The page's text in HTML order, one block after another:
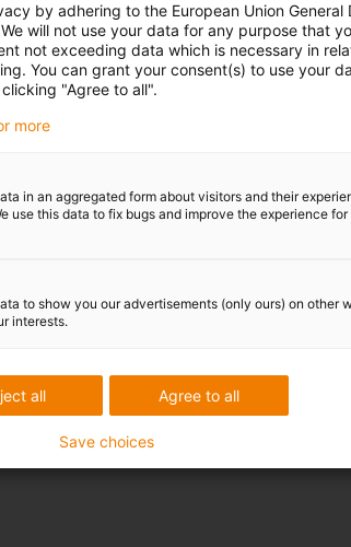
test sont
de
by adhering to the European Union General
will not use your data for any purpose that
not exceeding data which is necessary in
You can grant your consent(s) to use your
"Agree to all".
more
in an aggregated form about visitors and their
use this data to fix bugs and improve the experience for
to show you our advertisements (only ours) on other
interests.
Agree to all
all
Save choices